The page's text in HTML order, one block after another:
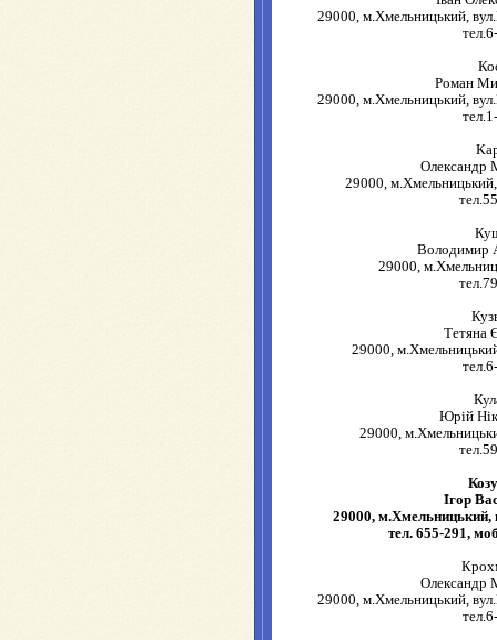
29000, м.Хмельницький,
Роман
29000, м.Хмельницький,
Олександр
29000,
Володимир
29000,
Тетяна
29000,
Юрій
29000,
Ігор
29000, м.Хмельницький,
тел. 655-291,
Олександр
29000, м.Хмельницький,